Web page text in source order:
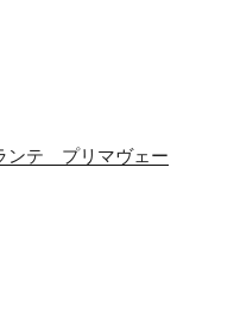
ンテ プリマヴェー